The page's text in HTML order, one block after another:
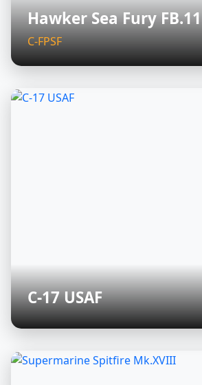
Hawker Sea Fury FB.11
C-FPSF
C-17 USAF